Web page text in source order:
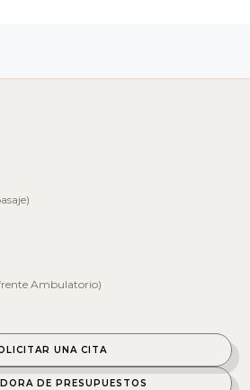
Ambulatorio)
UNA CITA
DE PRESUPUESTOS